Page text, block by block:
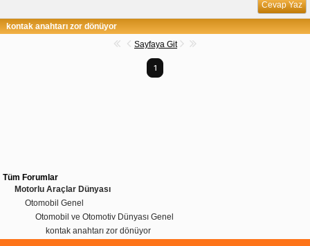
Cevap Yaz
kontak anahtarı zor dönüyor
Sayfaya Git
1
Tüm Forumlar
Motorlu Araçlar Dünyası
Otomobil Genel
Otomobil ve Otomotiv Dünyası Genel
kontak anahtarı zor dönüyor